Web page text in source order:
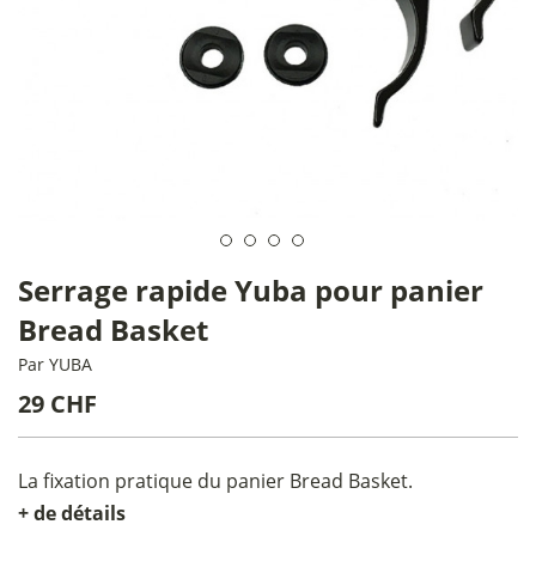
Serrage rapide Yuba pour panier
Bread Basket
Par YUBA
29 CHF
La fixation pratique du panier Bread Basket.
+ de détails